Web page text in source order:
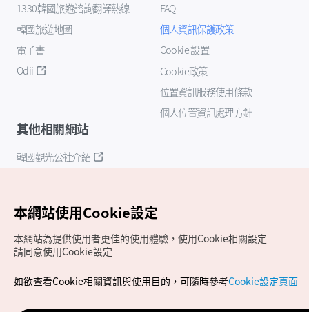
1330韓國旅遊諮詢翻譯熱線
韓國旅遊地圖
電子書
Odii
FAQ
個人資訊保護政策
Cookie 設置
Cookie政策
位置資訊服務使用條款
個人位置資訊處理方針
其他相關網站
韓國觀光公社介紹
Copyrights (c) 韓國觀光公社版權所有
如有相關疑問或建議，歡迎來信至官方信箱
本網站使用Cookie設定
本網站為提供使用者更佳的使用體驗，使用Cookie相關設定
請同意使用Cookie設定
如欲查看Cookie相關資訊與使用目的，可隨時參考Cookie設定頁面